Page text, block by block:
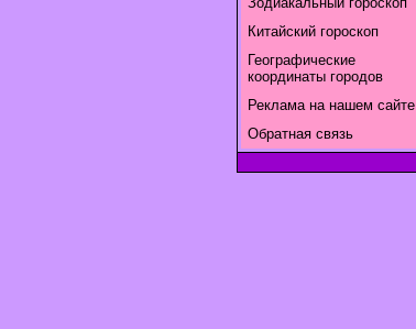
Китайский гороскоп
Географические
координаты городов
Реклама на нашем сайте
Обратная связь